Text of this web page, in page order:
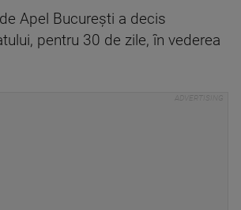
Apel Bucureşti a decis
pentru 30 de zile, în vederea